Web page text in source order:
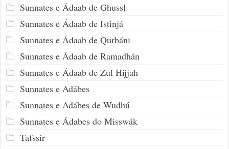
Sunnates e Ádaab de Ghussl
Sunnates e Ádaab de Istinjá
Sunnates e Ádaab de Qurbáni
Sunnates e Ádaab de Ramadhán
Sunnates e Ádaab de Zul Hijjah
Sunnates e Adábes
Sunnates e Adábes de Wudhú
Sunnates e Ádabes do Misswák
Tafssir